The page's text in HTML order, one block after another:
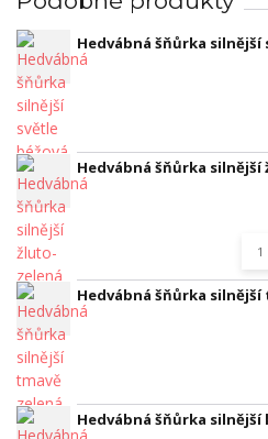
Hedvábná šňůrka silnější
Hedvábná šňůrka silnější
Hedvábná šňůrka
Hedvábná šňůrka